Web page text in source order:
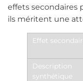
effets secondaires
ils méritent une